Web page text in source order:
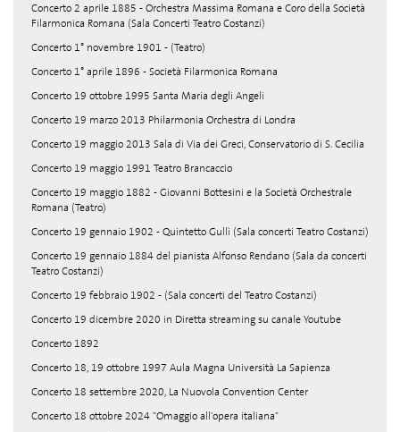
Concerto 2 aprile 1885 - Orchestra Massima Romana e Coro della Società
Filarmonica Romana (Sala Concerti Teatro Costanzi)
Concerto 1° novembre 1901 - (Teatro)
Concerto 1° aprile 1896 - Società Filarmonica Romana
Concerto 19 ottobre 1995 Santa Maria degli Angeli
Concerto 19 marzo 2013 Philarmonia Orchestra di Londra
Concerto 19 maggio 2013 Sala di Via dei Greci, Conservatorio di S. Cecilia
Concerto 19 maggio 1991 Teatro Brancaccio
Concerto 19 maggio 1882 - Giovanni Bottesini e la Società Orchestrale
Romana (Teatro)
Concerto 19 gennaio 1902 - Quintetto Gullì (Sala concerti Teatro Costanzi)
Concerto 19 gennaio 1884 del pianista Alfonso Rendano (Sala da concerti
Teatro Costanzi)
Concerto 19 febbraio 1902 - (Sala concerti del Teatro Costanzi)
Concerto 19 dicembre 2020 in Diretta streaming su canale Youtube
Concerto 1892
Concerto 18, 19 ottobre 1997 Aula Magna Università La Sapienza
Concerto 18 settembre 2020, La Nuovola Convention Center
Concerto 18 ottobre 2024 "Omaggio all'opera italiana"